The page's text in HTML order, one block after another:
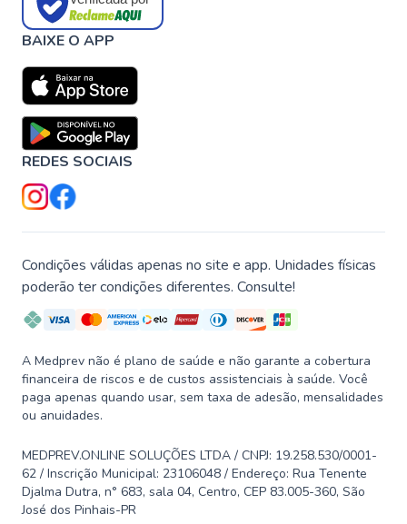
BAIXE O APP
REDES SOCIAIS
Condições válidas apenas no site e app. Unidades físicas
poderão ter condições diferentes. Consulte!
A Medprev não é plano de saúde e não garante a cobertura
financeira de riscos e de custos assistenciais à saúde. Você
paga apenas quando usar, sem taxa de adesão, mensalidades
ou anuidades.
MEDPREV.ONLINE SOLUÇÕES LTDA / CNPJ: 19.258.530/0001-
62 / Inscrição Municipal: 23106048 / Endereço: Rua Tenente
Djalma Dutra, n° 683, sala 04, Centro, CEP 83.005-360, São
José dos Pinhais-PR